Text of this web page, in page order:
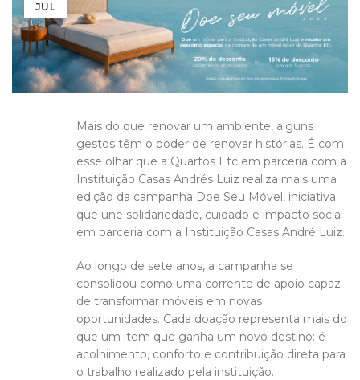
JUL
Mais do que renovar um ambiente, alguns
gestos têm o poder de renovar histórias. É com
esse olhar que a Quartos Etc em parceria com a
Instituição Casas Andrés Luiz realiza mais uma
edição da campanha Doe Seu Móvel, iniciativa
que une solidariedade, cuidado e impacto social
em parceria com a Instituição Casas André Luiz.
Ao longo de sete anos, a campanha se
consolidou como uma corrente de apoio capaz
de transformar móveis em novas
oportunidades. Cada doação representa mais do
que um item que ganha um novo destino: é
acolhimento, conforto e contribuição direta para
o trabalho realizado pela instituição.